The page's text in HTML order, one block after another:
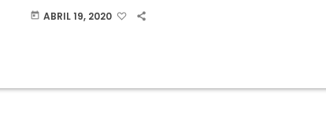
en total) y un fallecido más (10 en total). Sumados al
por internet […]
today ABRIL 19, 2020